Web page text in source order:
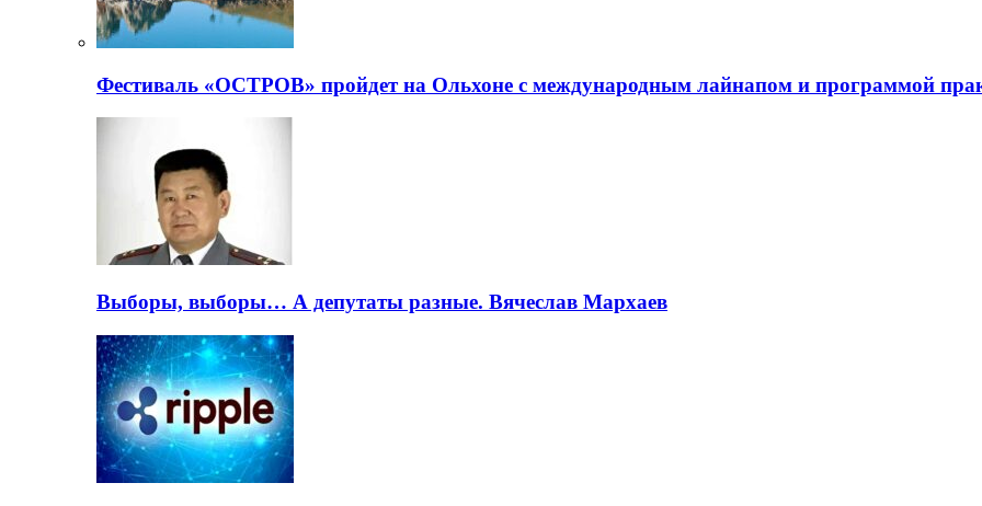
Фестиваль «ОСТРОВ» пройдет на Ольхоне с международным лайнапом и программой
Выборы, выборы… А депутаты разные. Вячеслав Мархаев